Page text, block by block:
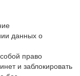
данных о
право
и заблокировать